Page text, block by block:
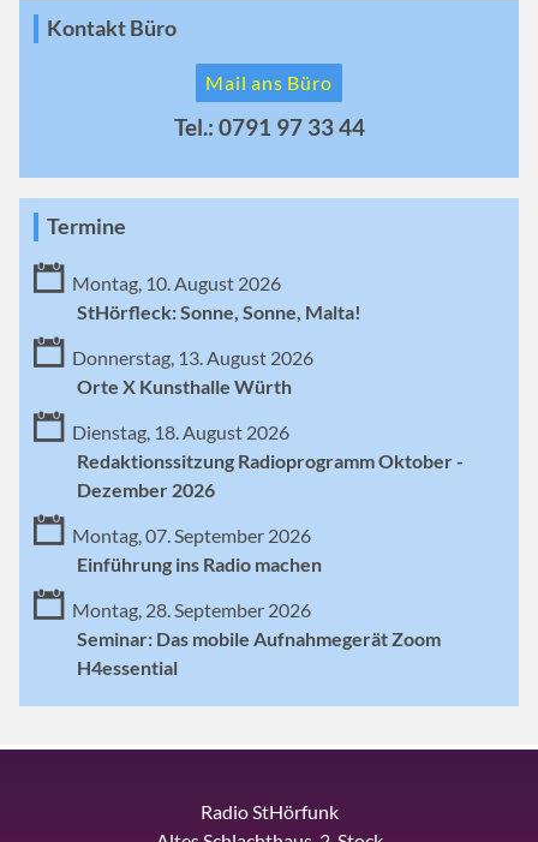
Kontakt Büro
Mail ans Büro
Tel.: 0791 97 33 44
Termine
Montag, 10. August 2026
StHörfleck: Sonne, Sonne, Malta!
Donnerstag, 13. August 2026
Orte X Kunsthalle Würth
Dienstag, 18. August 2026
Redaktionssitzung Radioprogramm Oktober -
Dezember 2026
Montag, 07. September 2026
Einführung ins Radio machen
Montag, 28. September 2026
Seminar: Das mobile Aufnahmegerät Zoom
H4essential
Radio StHörfunk